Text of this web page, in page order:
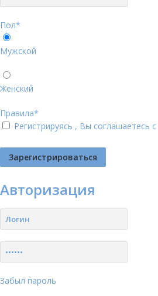
Пол*
Мужской
Женский
Правила*
Регистрируясь , Вы соглашаетесь с
Авторизация
Забыл пароль